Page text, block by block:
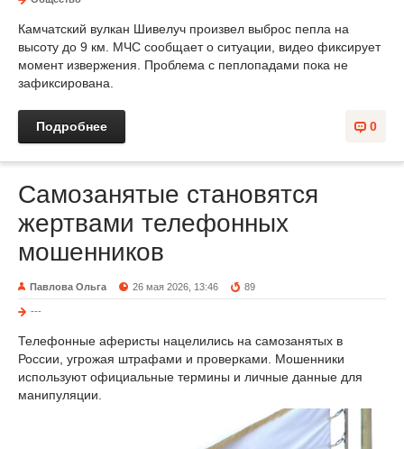
Камчатский вулкан Шивелуч произвел выброс пепла на
высоту до 9 км. МЧС сообщает о ситуации, видео фиксирует
момент извержения. Проблема с пеплопадами пока не
зафиксирована.
0
Подробнее
Самозанятые становятся
жертвами телефонных
мошенников
Павлова Ольга 26 мая 2026, 13:46 89
---
Телефонные аферисты нацелились на самозанятых в
России, угрожая штрафами и проверками. Мошенники
используют официальные термины и личные данные для
манипуляции.